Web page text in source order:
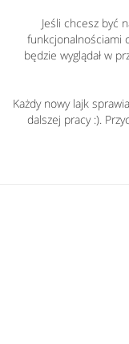
Jeśli chcesz być
funkcjonalnościami
będzie wyglądał w
Każdy nowy lajk
dalszej pracy :).